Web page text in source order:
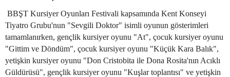
BBŞT Kursiyer Oyunları Festivali kapsamında Kent Konseyi
Tiyatro Grubu'nun "Sevgili Doktor" isimli oyunun gösterimleri
tamamlanırken, gençlik kursiyer oyunu "At", çocuk kursiyer oyunu
"Gittim ve Döndüm", çocuk kursiyer oyunu "Küçük Kara Balık",
yetişkin kursiyer oyunu "Don Cristobita ile Dona Rosita'nın Acıklı
Güldürüsü", gençlik kursiyer oyunu "Kuşlar toplantısı" ve yetişkin